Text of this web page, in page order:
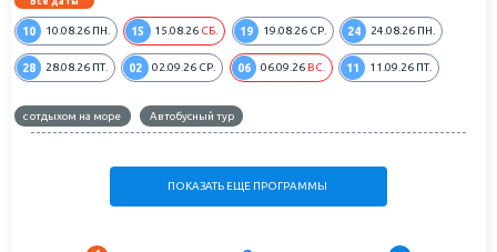
10 10.08.26 ПН. 15 15.08.26 СБ. 19 19.08.26 СР. 24 24.08.26 ПН.
28 28.08.26 ПТ. 02 02.09.26 СР. 06 06.09.26 ВС. 11 11.09.26 ПТ.
с отдыхом на море Автобусный тур
ПОКАЗАТЬ ЕЩЕ ПРОГРАММЫ